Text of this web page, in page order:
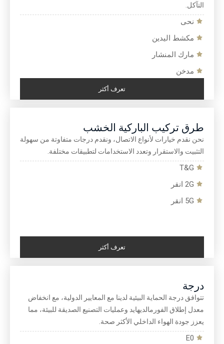
التآكل.
نحى
مكشط اليدين
مارك المنشار
مدخن
تعرف أكثر
طرق تركيب الباركية الخشب
نحن نقدم خيارات لأنواع الاتصال، ونقدم درجات متفاوتة من سهولة
التثبيت والاستقرار وتعدد الاستخدامات لتطبيقات مختلفة.
T&G
2G انقر
5G انقر
تعرف أكثر
درجة
تتوافق درجة الحماية البيئية لدينا مع المعايير الدولية، مع انخفاض
معدل إطلاق الفورمالديهايد وعمليات التصنيع الصديقة للبيئة، مما
يعزز جودة الهواء الداخلي الأكثر صحة.
E0